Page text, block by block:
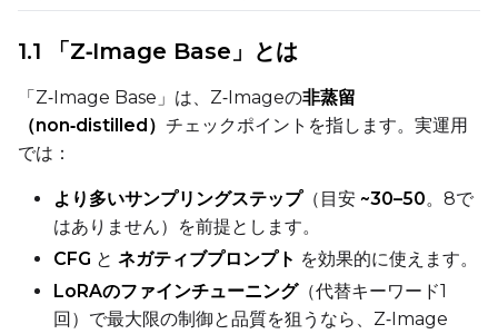
Mean Squared Error
ToggleUse EMA
Use EMA
Text Encoder Optimizations
ToggleUnload TE
Unload TE
ToggleCache Text
Cache Text
1.1 「Z‑Image Base」とは
「Z‑Image Base」は、Z‑Imageの非蒸留
（non‑distilled） チェックポイントを指します。実運用
では：
より多いサンプリングステップ（目安 ~30–50。8で
はありません）を前提とします。
CFG と ネガティブプロンプト を効果的に使えます。
LoRAのファインチューニング（代替キーワード1
回）で最大限の制御と品質を狙うなら、Z‑Image